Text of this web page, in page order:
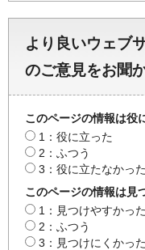
より良いウェブ
のご意見をお聞
このページの情報は役
1：役に立った
2：ふつう
3：役に立たなかった
このページの情報は見
1：見つけやすかった
2：ふつう
3：見つけにくかった